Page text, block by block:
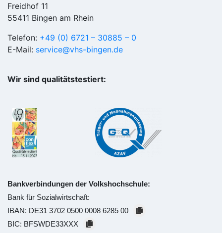
Freidhof 11
55411 Bingen am Rhein
Telefon: +49 (0) 6721 – 30885 – 0
E-Mail: service@vhs-bingen.de
Wir sind qualitätstestiert:
Bankverbindungen der Volkshochschule:
Bank für Sozialwirtschaft:
IBAN: DE31 3702 0500 0008 6285 00
BIC: BFSWDE33XXX